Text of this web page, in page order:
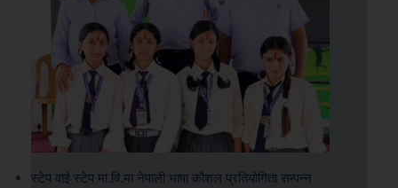
स्टेप वाई स्टेप मा.वि.मा नेपाली भाषा कौशल प्रतियोगिता सम्पन्न